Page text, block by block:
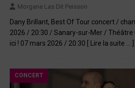
Morgane Las Dit Peisson
Dany Brillant, Best Of Tour concert /
2026 / 20:30 / Sanary-sur-Mer /
ici ! 07 mars 2026 / 20:30
[ Lire la suite … ]
CONCERT